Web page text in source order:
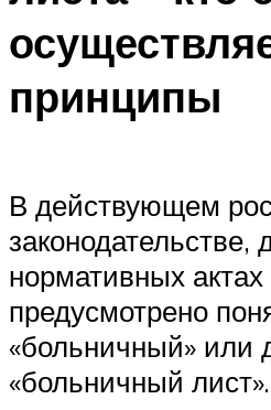
принципы
В действующем
законодательстве,
нормативных актах
предусмотрено
«больничный» или
«больничный